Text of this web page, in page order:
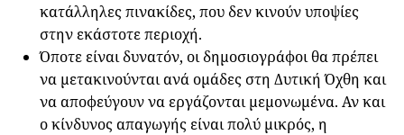
κατάλληλες πινακίδες, που δεν κινούν υποψίες
στην εκάστοτε περιοχή.
Όποτε είναι δυνατόν, οι δημοσιογράφοι θα πρέπει
να μετακινούνται ανά ομάδες στη Δυτική Όχθη και
να αποφεύγουν να εργάζονται μεμονωμένα. Αν και
ο κίνδυνος απαγωγής είναι πολύ μικρός, η